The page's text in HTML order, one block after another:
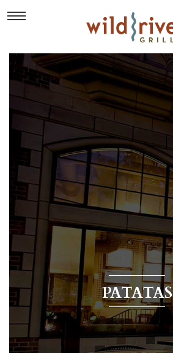
PATATAS